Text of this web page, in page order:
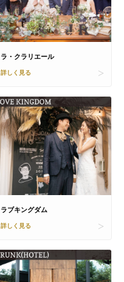
ラ・クラリエール
詳しく見る
ラブキングダム
詳しく見る